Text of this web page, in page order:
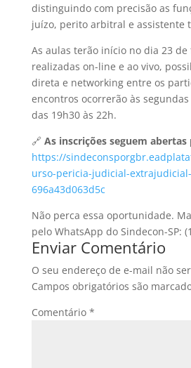
distinguindo com precisão as
juízo, perito arbitral e assistente
As aulas terão início no dia 23
realizadas on-line e ao vivo,
direta e networking entre os
encontros ocorrerão às
das 19h30 às 22h.
🔗 As inscrições seguem
https://
urso-pericia-judicial-
696a43d063d5c
Não perca essa oportunidade.
pelo WhatsApp do Sindecon-SP:
Enviar Comentário
O seu endereço de e-mail não
Campos obrigatórios são
Comentário *